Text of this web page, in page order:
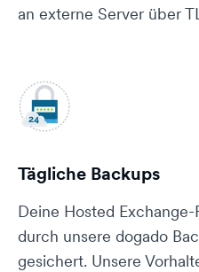
an externe Server über
Tägliche Backups
Deine Hosted
durch unsere dogado
gesichert. Unsere